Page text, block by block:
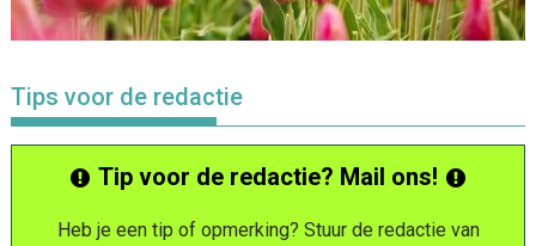
Tips voor de redactie
Tip voor de redactie? Mail ons!
Heb je een tip of opmerking? Stuur de redactie van